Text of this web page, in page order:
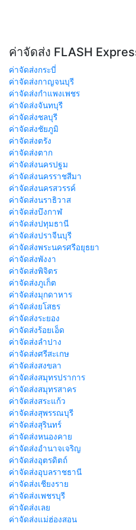
ค่าจัดส่ง FLASH
ค่าจัดส่งกระบี่
ค่าจัดส่งกาญจนบุรี
ค่าจัดส่งกำแพงเพชร
ค่าจัดส่งจันทบุรี
ค่าจัดส่งชลบุรี
ค่าจัดส่งชัยภูมิ
ค่าจัดส่งตรัง
ค่าจัดส่งตาก
ค่าจัดส่งนครปฐม
ค่าจัดส่งนครราชสีมา
ค่าจัดส่งนครสวรรค์
ค่าจัดส่งนราธิวาส
ค่าจัดส่งบึงกาฬ
ค่าจัดส่งปทุมธานี
ค่าจัดส่งปราจีนบุรี
ค่าจัดส่งพระนครศรีอยุธยา
ค่าจัดส่งพังงา
ค่าจัดส่งพิจิตร
ค่าจัดส่งภูเก็ต
ค่าจัดส่งมุกดาหาร
ค่าจัดส่งยโสธร
ค่าจัดส่งระยอง
ค่าจัดส่งร้อยเอ็ด
ค่าจัดส่งลำปาง
ค่าจัดส่งศรีสะเกษ
ค่าจัดส่งสงขลา
ค่าจัดส่งสมุทรปราการ
ค่าจัดส่งสมุทรสาคร
ค่าจัดส่งสระแก้ว
ค่าจัดส่งสุพรรณบุรี
ค่าจัดส่งสุรินทร์
ค่าจัดส่งหนองคาย
ค่าจัดส่งอำนาจเจริญ
ค่าจัดส่งอุตรดิตถ์
ค่าจัดส่งอุบลราชธานี
ค่าจัดส่งเชียงราย
ค่าจัดส่งเพชรบุรี
ค่าจัดส่งเลย
ค่าจัดส่งแม่ฮ่องสอน